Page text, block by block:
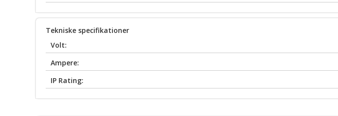
Tekniske specifikationer
Volt:
Ampere:
IP Rating: